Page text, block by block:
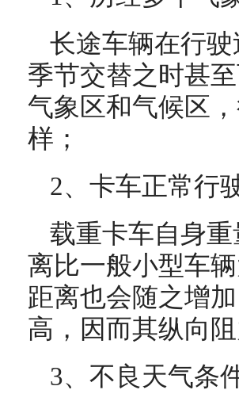
长途车辆在行
季节交替之时甚
气象区和气候区
样；
2、卡车正常行
载重卡车自身
离比一般小型车
距离也会随之增
高，因而其纵向
3、不良天气条